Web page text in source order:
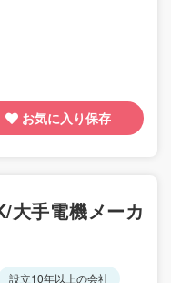
お気に入り保存
大手電機メーカ
設立10年以上の会社